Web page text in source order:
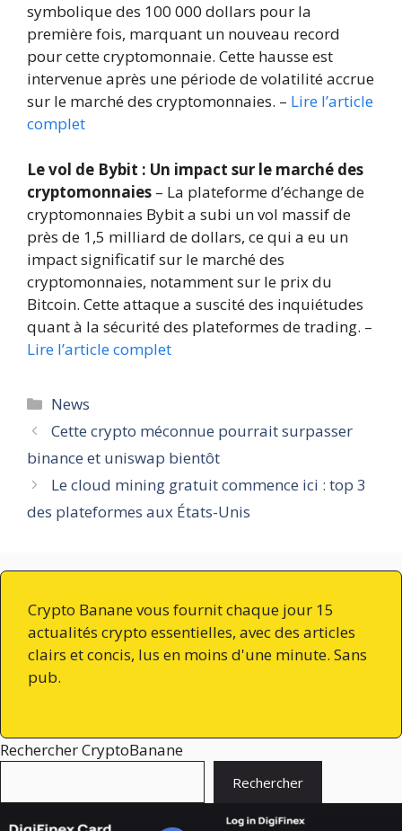
symbolique des 100 000 dollars pour la
première fois, marquant un nouveau record
pour cette cryptomonnaie. Cette hausse est
intervenue après une période de volatilité accrue
sur le marché des cryptomonnaies. – Lire l’article
complet
Le vol de Bybit : Un impact sur le marché des
cryptomonnaies – La plateforme d’échange de
cryptomonnaies Bybit a subi un vol massif de
près de 1,5 milliard de dollars, ce qui a eu un
impact significatif sur le marché des
cryptomonnaies, notamment sur le prix du
Bitcoin. Cette attaque a suscité des inquiétudes
quant à la sécurité des plateformes de trading. –
Lire l’article complet
Catégories
News
Cette crypto méconnue pourrait surpasser
binance et uniswap bientôt
Le cloud mining gratuit commence ici : top 3
des plateformes aux États-Unis
Crypto Banane vous fournit chaque jour 15
actualités crypto essentielles, avec des articles
clairs et concis, lus en moins d'une minute. Sans
pub.
Rechercher CryptoBanane
Rechercher